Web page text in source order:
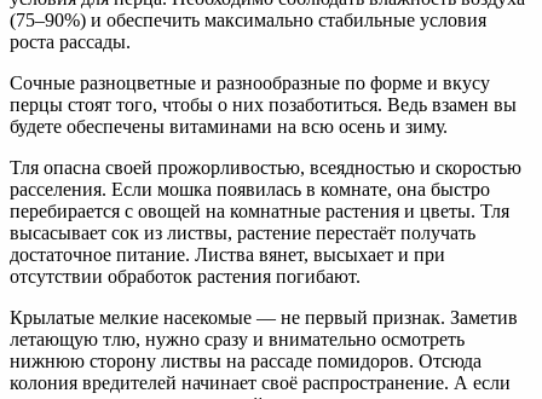
(75–90%) и обеспечить максимально стабильные условия
роста рассады.
Сочные разноцветные и разнообразные по форме и вкусу
перцы стоят того, чтобы о них позаботиться. Ведь взамен вы
будете обеспечены витаминами на всю осень и зиму.
Тля опасна своей прожорливостью, всеядностью и скоростью
расселения. Если мошка появилась в комнате, она быстро
перебирается с овощей на комнатные растения и цветы. Тля
высасывает сок из листвы, растение перестаёт получать
достаточное питание. Листва вянет, высыхает и при
отсутствии обработок растения погибают.
Крылатые мелкие насекомые — не первый признак. Заметив
летающую тлю, нужно сразу и внимательно осмотреть
нижнюю сторону листвы на рассаде помидоров. Отсюда
колония вредителей начинает своё распространение. А если